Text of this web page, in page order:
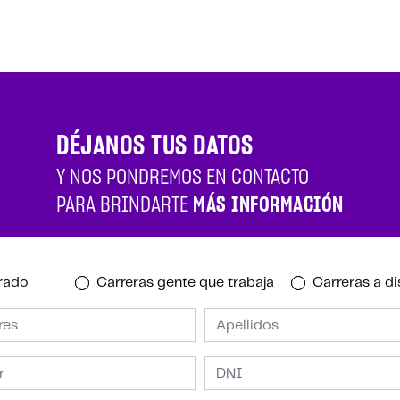
DÉJANOS TUS DATOS
Y NOS PONDREMOS EN CONTACTO
PARA BRINDARTE MÁS INFORMACIÓN
Carreras gente que trabaja Carreras a